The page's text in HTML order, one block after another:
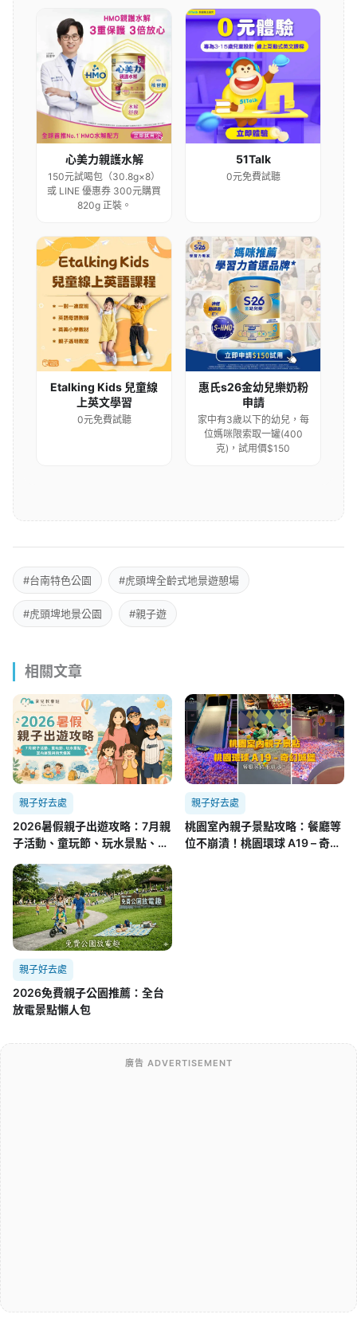
心美力親護水解
150元試喝包（30.8g×8）
或 LINE 優惠券 300元購買
820g 正裝。
51Talk
0元免費試聽
Etalking Kids 兒童線
上英文學習
0元免費試聽
惠氏s26金幼兒樂奶粉
申請
家中有3歲以下的幼兒，每
位媽咪限索取一罐(400
克)，試用價$150
#台南特色公園 #虎頭埤全齡式地景遊憩場
#虎頭埤地景公園 #親子遊
相關文章
親子好去處
2026暑假親子出遊攻略：7月親
子活動、童玩節、玩水景點、室
親子好去處
桃園室內親子景點攻略：餐廳等
位不崩潰！桃園環球 A19 – 奇幻
親子好去處
2026免費親子公園推薦：全台
放電景點懶人包
廣告 ADVERTISEMENT